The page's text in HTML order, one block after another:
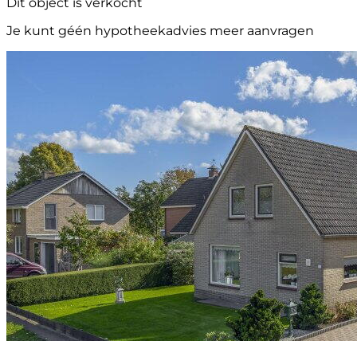
Dit object is verkocht
Je kunt géén hypotheekadvies meer aanvragen